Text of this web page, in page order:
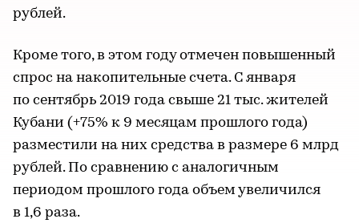
рублей.
Кроме того, в этом году отмечен повышенный
спрос на накопительные счета. С января
по сентябрь 2019 года свыше 21 тыс. жителей
Кубани (+75% к 9 месяцам прошлого года)
разместили на них средства в размере 6 млрд
рублей. По сравнению с аналогичным
периодом прошлого года объем увеличился
в 1,6 раза.